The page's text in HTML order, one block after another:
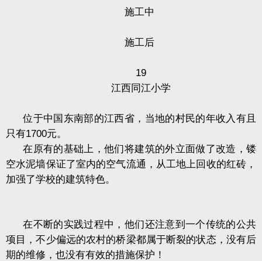
施工中
施工后
19
江西同江小学
位于中国东南部的江西省，当地的村民的年收入有且
只有1700元。
在原有的基础上，他们将建筑的外立面做了改造，镂
空水泥墙保证了室内的空气流通，从工地上回收的红砖，
加强了学校的建筑特色。
在不断的实践过程中，他们还注意到一个传统的公共
项目，不少偏远的农村的桥梁都属于断裂的状态，没有后
期的维修，也没有有效的措施保护！